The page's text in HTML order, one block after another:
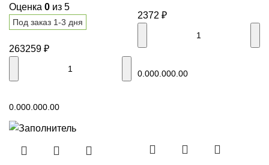
Оценка 0 из 5
Под заказ 1-3 дня
263259 ₽
0.000.000.00
2372 ₽
0.000.000.00